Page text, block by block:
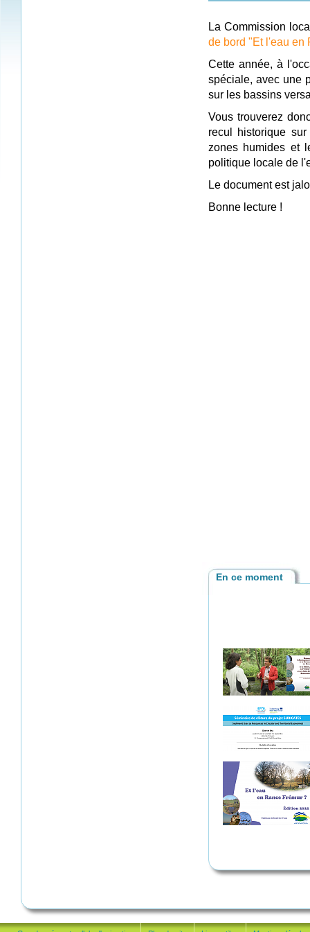
La Commission
de bord "Et l'eau en
Cette année, à
spéciale, avec une
sur les bassins
Vous trouverez
recul historique
zones humides et
politique locale de
Le document est
Bonne lecture !
En ce moment